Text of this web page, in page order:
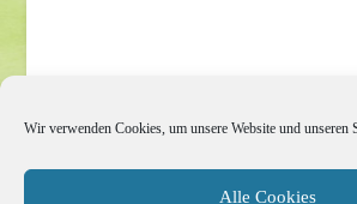
Wir verwenden Cookies, um unsere Website und unseren
Alle Cookies
Impressum